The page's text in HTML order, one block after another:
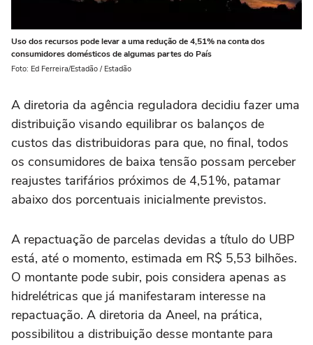
Uso dos recursos pode levar a uma redução de 4,51% na conta dos
consumidores domésticos de algumas partes do País
Foto: Ed Ferreira/Estadão / Estadão
A diretoria da agência reguladora decidiu fazer uma
distribuição visando equilibrar os balanços de
custos das distribuidoras para que, no final, todos
os consumidores de baixa tensão possam perceber
reajustes tarifários próximos de 4,51%, patamar
abaixo dos porcentuais inicialmente previstos.
A repactuação de parcelas devidas a título do UBP
está, até o momento, estimada em R$ 5,53 bilhões.
O montante pode subir, pois considera apenas as
hidrelétricas que já manifestaram interesse na
repactuação. A diretoria da Aneel, na prática,
possibilitou a distribuição desse montante para